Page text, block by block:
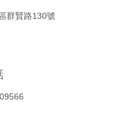
群賢路130號